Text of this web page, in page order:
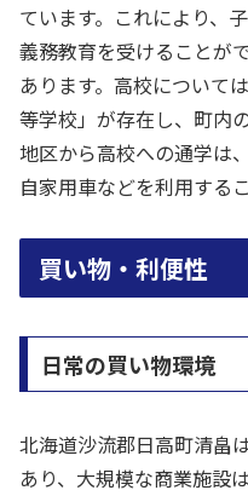
ています。これにより、
義務教育を受けることが
あります。高校について
等学校」が存在し、町内
地区から高校への通学は
自家用車などを利用する
買い物・利便性
日常の買い物環境
北海道沙流郡日高町清畠
あり、大規模な商業施設